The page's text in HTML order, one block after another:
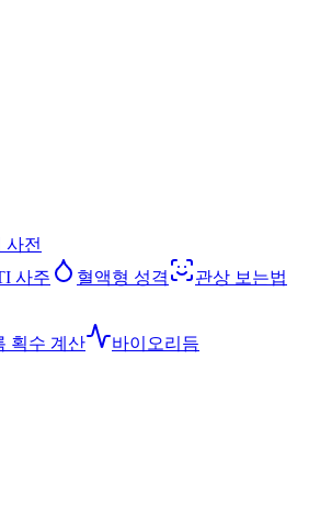
사전
사주 혈액형 성격
관상 보는법
획수 계산
바이오리듬